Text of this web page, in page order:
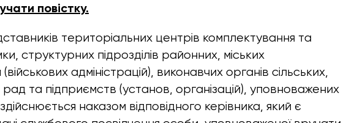
повістку.
територіальних центрів комплектування та
структурних підрозділів районних, міських
адміністрацій), виконавчих органів сільських,
та підприємств (установ, організацій), уповноважених
наказом відповідного керівника, який є